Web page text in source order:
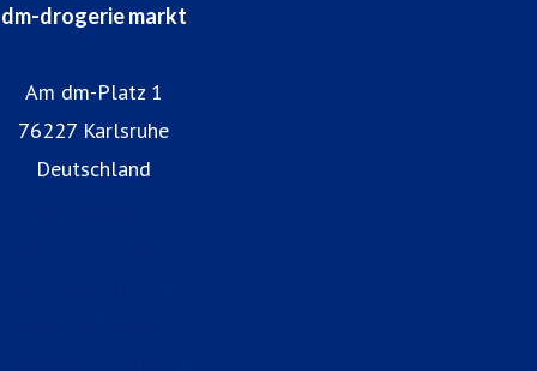
dm-drogerie markt
Am dm-Platz 1
76227 Karlsruhe
Deutschland